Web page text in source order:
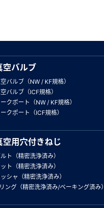
空バルブ
バルブ（NW / KF規格）
バルブ（ICF規格）
クポート（NW / KF規格）
クポート（ICF規格）
空用穴付きねじ
ト（精密洗浄済み）
ト（精密洗浄済み）
シャ（精密洗浄済み）
ング（精密洗浄済み/ベーキング済み）